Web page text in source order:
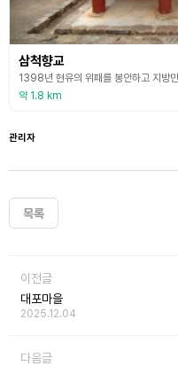
삼척향교
약 1.8 km
관리자
목록
이전글
대포마을
2025.12.04
다음글